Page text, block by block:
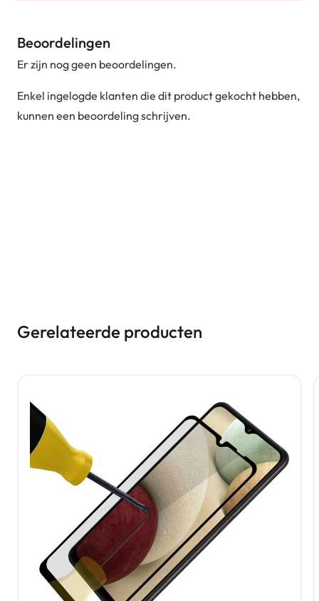
Beoordelingen
Er zijn nog geen beoordelingen.
Enkel ingelogde klanten die dit product gekocht hebben,
kunnen een beoordeling schrijven.
Gerelateerde producten